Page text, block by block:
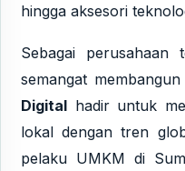
hingga aksesori
Sebagai
semangat
Digital hadir untuk
lokal dengan tren
pelaku UMKM di